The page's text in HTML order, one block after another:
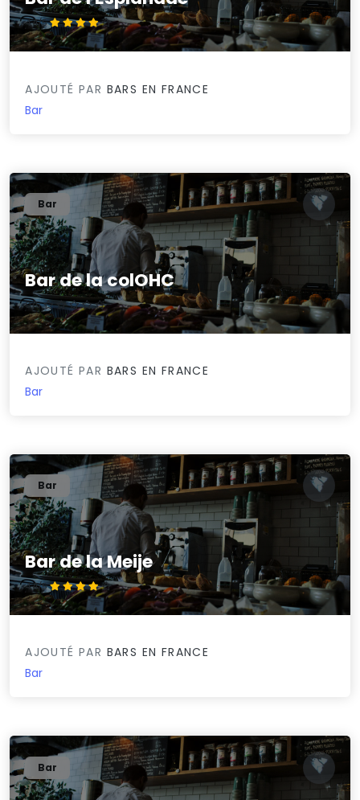
4.4/5
AJOUTÉ PAR BARS EN FRANCE
Bar
Bar de la colOHC
0/5
Bar
AJOUTÉ PAR BARS EN FRANCE
Bar
Bar de la Meije
4.4/5
Bar
AJOUTÉ PAR BARS EN FRANCE
Bar
Bar